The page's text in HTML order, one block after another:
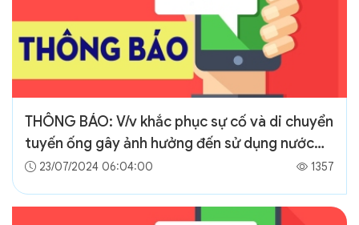
THÔNG BÁO: V/v khắc phục sự cố và di chuyển
tuyến ống gây ảnh hưởng đến sử dụng nước
tại khu vực TP Điện Biên Phủ và huyện Điện
23/07/2024 06:04:00 1357